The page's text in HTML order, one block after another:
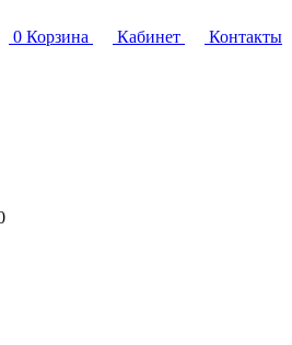
0 Корзина Кабинет
Контакты